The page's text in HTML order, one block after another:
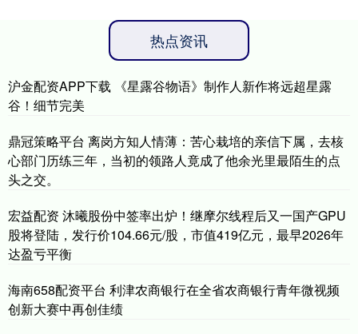
热点资讯
沪金配资APP下载 《星露谷物语》制作人新作将远超星露
谷！细节完美
鼎冠策略平台 离岗方知人情薄：苦心栽培的亲信下属，去核
心部门历练三年，当初的领路人竟成了他余光里最陌生的点
头之交。
宏益配资 沐曦股份中签率出炉！继摩尔线程后又一国产GPU
股将登陆，发行价104.66元/股，市值419亿元，最早2026年
达盈亏平衡
海南658配资平台 利津农商银行在全省农商银行青年微视频
创新大赛中再创佳绩